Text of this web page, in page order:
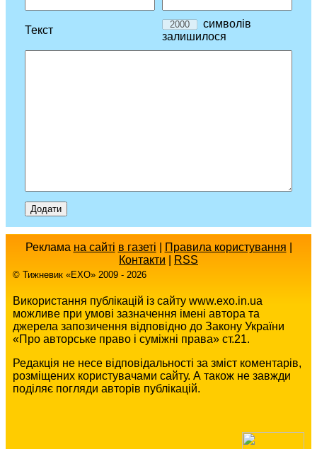
Текст
символів
залишилося
Реклама на сайті в газеті Правила користування
Контакти
RSS
© Тижневик «EХO» 2009 - 2026
Використання публікацій із сайту www.exo.in.ua
можливе при умові зазначення імені автора та
джерела запозичення відповідно до Закону України
«Про авторське право і суміжні права» ст.21.
Редакція не несе відповідальності за зміст коментарів,
розміщених користувачами сайту. А також не завжди
поділяє погляди авторів публікацій.